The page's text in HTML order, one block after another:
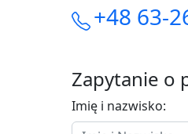
+48 63-
Zapytanie o
Imię i nazwisko: